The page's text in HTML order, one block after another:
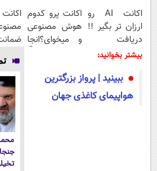
اکانت AI رو
ارزان تر بگیر !!
دریافت
کدتخفیف
اکانت پرو کدوم
هوش مصنوعی
و میخوای؟انجا
👇👇
بیشتر بخوانید:
ببینید | پرواز بزرگترین
هواپیمای کاغذی جهان